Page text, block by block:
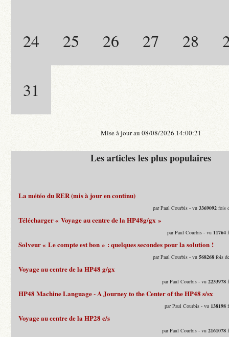
24 25 26 27 28
31
Mise à jour au 08/08/2026 14:00:21
Les articles les plus populaires
La météo du RER (mis à jour en continu)
par Paul Courbis - vu3369092 fois
Télécharger « Voyage au centre de la HP48g/gx »
par Paul Courbis - vu 11764
Solveur « Le compte est bon » : quelques secondes pour la solution !
par Paul Courbis - vu568268 fois
Voyage au centre de la HP48 g/gx
par Paul Courbis - vu2233978
HP48 Machine Language - A Journey to the Center of the HP48 s/sx
par Paul Courbis - vu 138198
Voyage au centre de la HP28 c/s
par Paul Courbis - vu2161078